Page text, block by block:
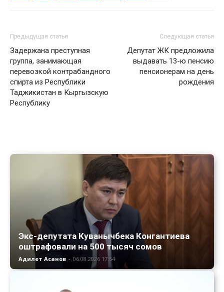
Предыдущая статья
Задержана преступная
группа, занимающая
перевозкой контрабандного
спирта из Республики
Таджикистан в Кыргызскую
Республику
Следующая статья
Депутат ЖК предложила
выдавать 13-ю пенсию
пенсионерам на день
рождения
Экс-депутата Куванычбека Конгантиева
оштрафовали на 500 тысяч сомов
Адилет Асанов - 06.08.2026 17:54